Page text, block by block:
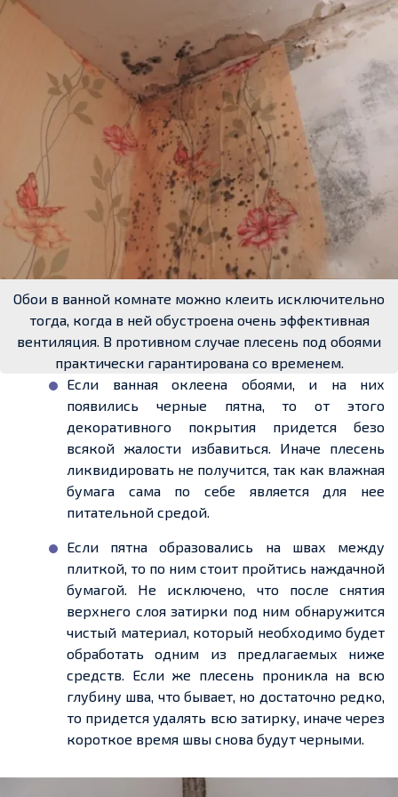
Обои в ванной комнате можно клеить исключительно
тогда, когда в ней обустроена очень эффективная
вентиляция. В противном случае плесень под обоями
практически гарантирована со временем.
Если ванная оклеена обоями, и на них
появились черные пятна, то от этого
декоративного покрытия придется безо
всякой жалости избавиться. Иначе плесень
ликвидировать не получится, так как влажная
бумага сама по себе является для нее
питательной средой.
Если пятна образовались на швах между
плиткой, то по ним стоит пройтись наждачной
бумагой. Не исключено, что после снятия
верхнего слоя затирки под ним обнаружится
чистый материал, который необходимо будет
обработать одним из предлагаемых ниже
средств. Если же плесень проникла на всю
глубину шва, что бывает, но достаточно редко,
то придется удалять всю затирку, иначе через
короткое время швы снова будут черными.